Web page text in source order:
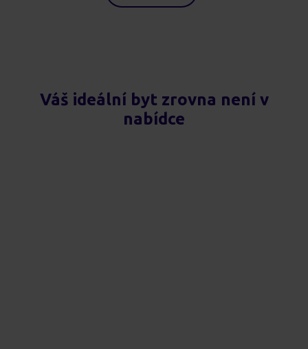
Váš ideální byt zrovna není v
nabídce